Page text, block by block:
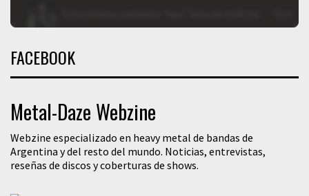
FACEBOOK
Metal-Daze Webzine
Webzine especializado en heavy metal de bandas de
Argentina y del resto del mundo. Noticias, entrevistas,
reseñas de discos y coberturas de shows.